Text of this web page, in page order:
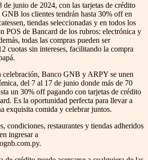
de junio de 2024, con las tarjetas de crédito
los clientes tendrán hasta 30% off en
tiendas seleccionadas y en todos los
POS de Bancard de los rubros: electrónica y
todas las compras pueden ser
cuotas sin intereses, facilitando la compra
celebración, Banco GNB y ARPY se unen
del 7 al 17 de junio donde más de 70
un 30% off pagando con tarjetas de crédito
Es la oportunidad perfecta para llevar a
exquisita comida y celebrar juntos.
condiciones, restaurantes y tiendas adheridos
ingresar a